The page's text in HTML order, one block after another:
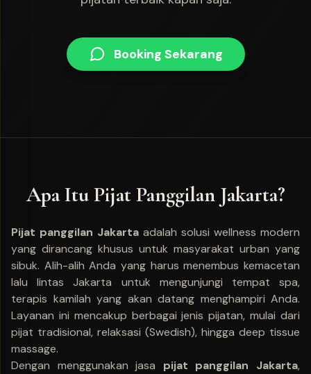
Booking Sekarang
Apa Itu Pijat Panggilan Jakarta?
Pijat panggilan Jakarta adalah solusi wellness modern
yang dirancang khusus untuk masyarakat urban yang
sibuk. Alih-alih Anda yang harus menembus kemacetan
lalu lintas Jakarta untuk mengunjungi tempat spa,
terapis kamilah yang akan datang menghampiri Anda.
Layanan ini mencakup berbagai jenis pijatan, mulai dari
pijat tradisional, relaksasi (Swedish), hingga deep tissue
massage.
Dengan menggunakan jasa pijat panggilan Jakarta,